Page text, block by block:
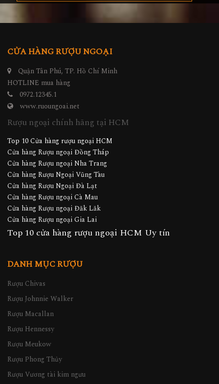
CỬA HÀNG RƯỢU NGOẠI
Quận Tân Phú, TP. Hồ Chí Minh
HOTLINE mua hàng
0972.12345.1
www.ruoungoai.net
Rượu ngoại chính hãng tại HCM
Top 10 Cửa hàng rượu ngoại HCM
Cửa hàng Rượu ngoại Đồng Tháp
Cửa hàng Rượu ngoại Nha Trang
Cửa hàng Rượu Ngoại Vũng Tàu
Cửa hàng Rượu Ngoại Đà Lạt
Cửa hàng Rượu ngoại Cà Mau
Cửa hàng Rượu ngoại Đăk Lăk
Cửa hàng Rượu ngoại Gia Lai
Top 10 cửa hàng rượu ngoại HCM Uy tín
DANH MỤC RƯỢU
Rượu Chivas
Rượu Johnnie Walker
Rượu Macallan
Rượu Hennessy
Rượu Meukow
Rượu Phong Thủy
Rượu Vương tài kim ngưu